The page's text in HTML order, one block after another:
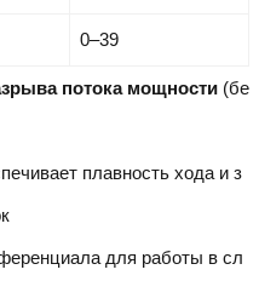
0–39
потока мощности (бе
плавность хода и з
для работы в сл